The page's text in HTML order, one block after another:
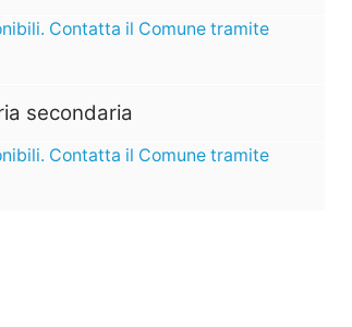
Contatta il Comune tramite
secondaria
Contatta il Comune tramite